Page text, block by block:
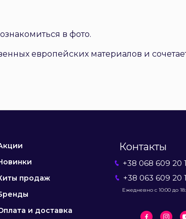
в фото.
европейских материалов и
продаж
и доставка
Контакты
+38 068 609 20
+38 063 609 20
Ежедневно с 10:00 до